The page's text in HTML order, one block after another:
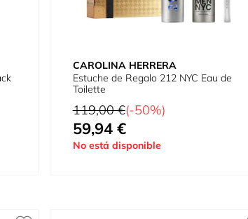
CAROLINA HERRERA
Estuche de Regalo 212 NYC Eau de
Toilette
Precio habitual
119,00 €(-50%)
Tan bajo como
59,94 €
No está disponible